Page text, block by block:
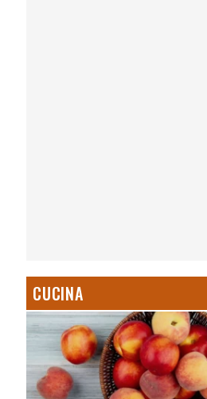
CUCINA